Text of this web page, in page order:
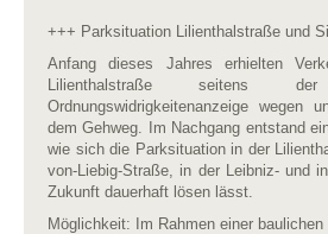
+++ Parksituation Lilienthalstraße und
Anfang dieses Jahres erhielten
Lilienthalstraße seitens
Ordnungswidrigkeitenanzeige wegen
dem Gehweg. Im Nachgang entstand
wie sich die Parksituation in der
von-Liebig-Straße, in der Leibniz- und
Zukunft dauerhaft lösen lässt.
Möglichkeit: Im Rahmen einer